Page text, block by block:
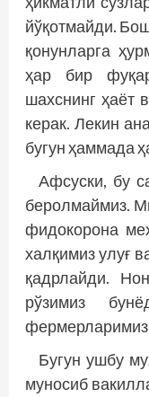
йўқотмайди.
қонунларга
ҳар бир
шахснинг ҳаёт
керак. Лекин
бугун ҳаммада
Афсуски, бу
беролмаймиз.
фидокорона
халқимиз улуғ
қадрлайди.
рўзимиз
Бугун ушбу
муносиб